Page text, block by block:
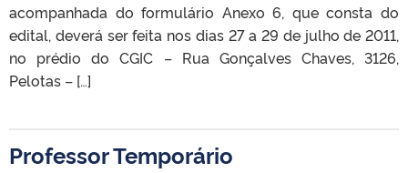
acompanhada do formulário Anexo 6, que consta do
edital, deverá ser feita nos dias 27 a 29 de julho de 2011,
no prédio do CGIC – Rua Gonçalves Chaves, 3126,
Pelotas – […]
Professor Temporário